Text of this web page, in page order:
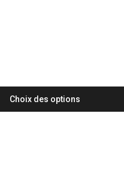
Choix des options